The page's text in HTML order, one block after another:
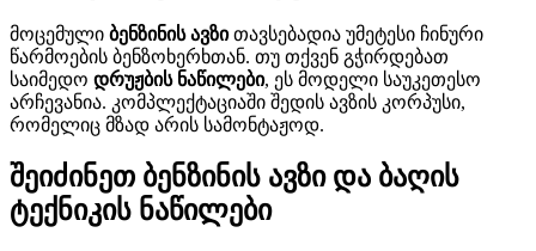
მოცემული ბენზინის ავზითავსებადია უმეტესი ჩინური
წარმოების ბენზოხერხთან. თუ თქვენ გჭირდებათ
საიმედო დრუჟბის ნაწილები, ეს მოდელი საუკეთესო
არჩევანია. კომპლექტაციაში შედის ავზის კორპუსი,
რომელიც მზად არის სამონტაჟოდ.
შეიძინეთ ბენზინის ავზი და ბაღის
ტექნიკის ნაწილები